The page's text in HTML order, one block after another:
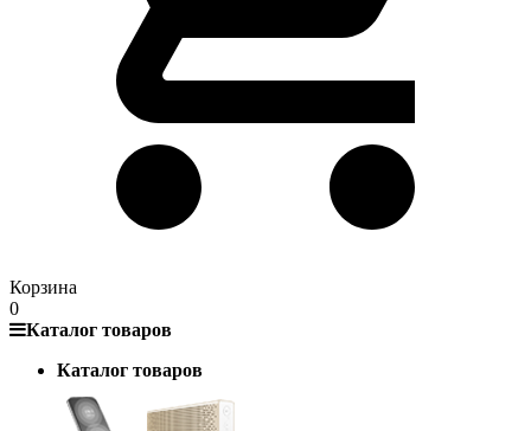
Корзина
0
Каталог товаров
Каталог товаров